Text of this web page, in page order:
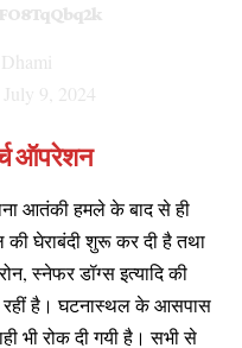
July 9, 2024
ऑपरेशन
आतंकी हमले के बाद से ही
घेराबंदी शुरू कर दी है तथा
स्नेफर डॉग्स इत्यादि की
रहीं है। घटनास्थल के आसपास
भी रोक दी गयी है। सभी से